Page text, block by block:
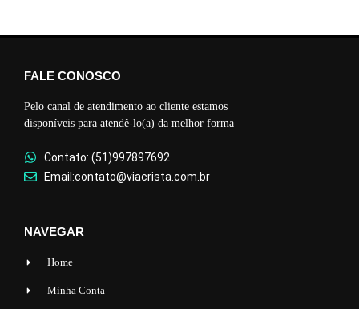
FALE CONOSCO
Pelo canal de atendimento ao cliente estamos
disponíveis para atendê-lo(a) da melhor forma
Contato: (51)997897692
Email:contato@viacrista.com.br
NAVEGAR
Home
Minha Conta